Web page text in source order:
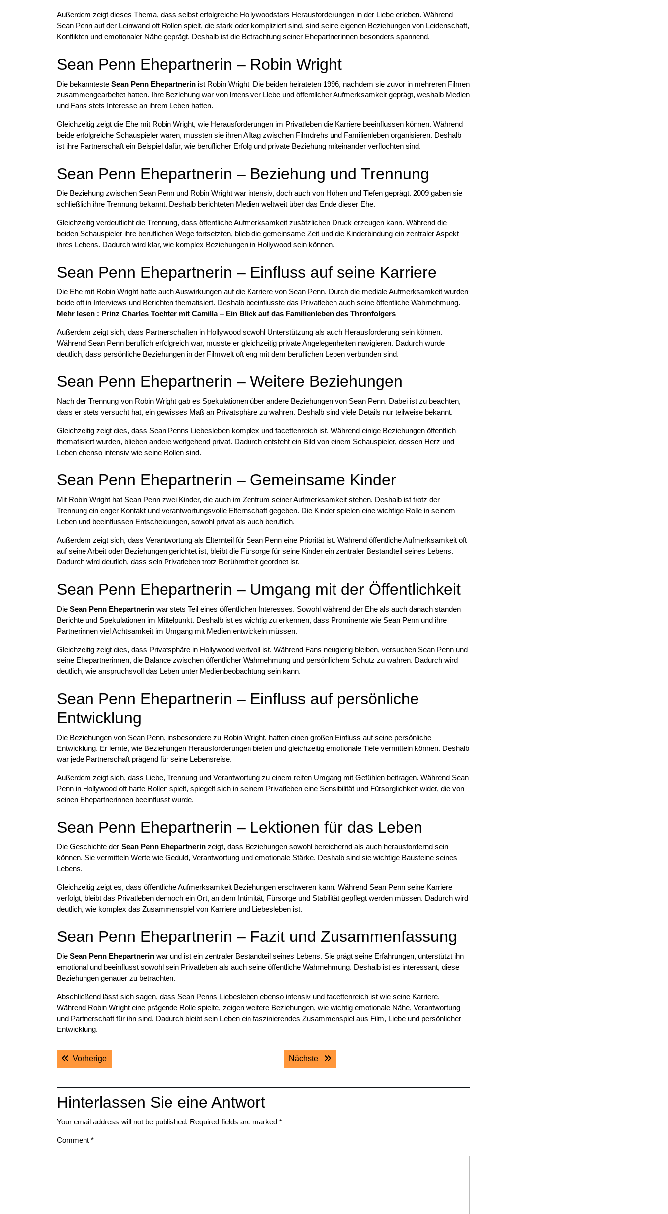
Außerdem zeigt dieses Thema, dass selbst erfolgreiche Hollywoodstars Herausforderungen in der Liebe erleben. Während
Sean Penn auf der Leinwand oft Rollen spielt, die stark oder kompliziert sind, sind seine eigenen Beziehungen von Leidenschaft,
Konflikten und emotionaler Nähe geprägt. Deshalb ist die Betrachtung seiner Ehepartnerinnen besonders spannend.
Sean Penn Ehepartnerin – Robin Wright
Die bekannteste Sean Penn Ehepartnerin ist Robin Wright. Die beiden heirateten 1996, nachdem sie zuvor in mehreren Filmen
zusammengearbeitet hatten. Ihre Beziehung war von intensiver Liebe und öffentlicher Aufmerksamkeit geprägt, weshalb Medien
und Fans stets Interesse an ihrem Leben hatten.
Gleichzeitig zeigt die Ehe mit Robin Wright, wie Herausforderungen im Privatleben die Karriere beeinflussen können. Während
beide erfolgreiche Schauspieler waren, mussten sie ihren Alltag zwischen Filmdrehs und Familienleben organisieren. Deshalb
ist ihre Partnerschaft ein Beispiel dafür, wie beruflicher Erfolg und private Beziehung miteinander verflochten sind.
Sean Penn Ehepartnerin – Beziehung und Trennung
Die Beziehung zwischen Sean Penn und Robin Wright war intensiv, doch auch von Höhen und Tiefen geprägt. 2009 gaben sie
schließlich ihre Trennung bekannt. Deshalb berichteten Medien weltweit über das Ende dieser Ehe.
Gleichzeitig verdeutlicht die Trennung, dass öffentliche Aufmerksamkeit zusätzlichen Druck erzeugen kann. Während die
beiden Schauspieler ihre beruflichen Wege fortsetzten, blieb die gemeinsame Zeit und die Kinderbindung ein zentraler Aspekt
ihres Lebens. Dadurch wird klar, wie komplex Beziehungen in Hollywood sein können.
Sean Penn Ehepartnerin – Einfluss auf seine Karriere
Die Ehe mit Robin Wright hatte auch Auswirkungen auf die Karriere von Sean Penn. Durch die mediale Aufmerksamkeit wurden
beide oft in Interviews und Berichten thematisiert. Deshalb beeinflusste das Privatleben auch seine öffentliche Wahrnehmung.
Mehr lesen : Prinz Charles Tochter mit Camilla – Ein Blick auf das Familienleben des Thronfolgers
Außerdem zeigt sich, dass Partnerschaften in Hollywood sowohl Unterstützung als auch Herausforderung sein können.
Während Sean Penn beruflich erfolgreich war, musste er gleichzeitig private Angelegenheiten navigieren. Dadurch wurde
deutlich, dass persönliche Beziehungen in der Filmwelt oft eng mit dem beruflichen Leben verbunden sind.
Sean Penn Ehepartnerin – Weitere Beziehungen
Nach der Trennung von Robin Wright gab es Spekulationen über andere Beziehungen von Sean Penn. Dabei ist zu beachten,
dass er stets versucht hat, ein gewisses Maß an Privatsphäre zu wahren. Deshalb sind viele Details nur teilweise bekannt.
Gleichzeitig zeigt dies, dass Sean Penns Liebesleben komplex und facettenreich ist. Während einige Beziehungen öffentlich
thematisiert wurden, blieben andere weitgehend privat. Dadurch entsteht ein Bild von einem Schauspieler, dessen Herz und
Leben ebenso intensiv wie seine Rollen sind.
Sean Penn Ehepartnerin – Gemeinsame Kinder
Mit Robin Wright hat Sean Penn zwei Kinder, die auch im Zentrum seiner Aufmerksamkeit stehen. Deshalb ist trotz der
Trennung ein enger Kontakt und verantwortungsvolle Elternschaft gegeben. Die Kinder spielen eine wichtige Rolle in seinem
Leben und beeinflussen Entscheidungen, sowohl privat als auch beruflich.
Außerdem zeigt sich, dass Verantwortung als Elternteil für Sean Penn eine Priorität ist. Während öffentliche Aufmerksamkeit oft
auf seine Arbeit oder Beziehungen gerichtet ist, bleibt die Fürsorge für seine Kinder ein zentraler Bestandteil seines Lebens.
Dadurch wird deutlich, dass sein Privatleben trotz Berühmtheit geordnet ist.
Sean Penn Ehepartnerin – Umgang mit der Öffentlichkeit
Die Sean Penn Ehepartnerin war stets Teil eines öffentlichen Interesses. Sowohl während der Ehe als auch danach standen
Berichte und Spekulationen im Mittelpunkt. Deshalb ist es wichtig zu erkennen, dass Prominente wie Sean Penn und ihre
Partnerinnen viel Achtsamkeit im Umgang mit Medien entwickeln müssen.
Gleichzeitig zeigt dies, dass Privatsphäre in Hollywood wertvoll ist. Während Fans neugierig bleiben, versuchen Sean Penn und
seine Ehepartnerinnen, die Balance zwischen öffentlicher Wahrnehmung und persönlichem Schutz zu wahren. Dadurch wird
deutlich, wie anspruchsvoll das Leben unter Medienbeobachtung sein kann.
Sean Penn Ehepartnerin – Einfluss auf persönliche
Entwicklung
Die Beziehungen von Sean Penn, insbesondere zu Robin Wright, hatten einen großen Einfluss auf seine persönliche
Entwicklung. Er lernte, wie Beziehungen Herausforderungen bieten und gleichzeitig emotionale Tiefe vermitteln können. Deshalb
war jede Partnerschaft prägend für seine Lebensreise.
Außerdem zeigt sich, dass Liebe, Trennung und Verantwortung zu einem reifen Umgang mit Gefühlen beitragen. Während Sean
Penn in Hollywood oft harte Rollen spielt, spiegelt sich in seinem Privatleben eine Sensibilität und Fürsorglichkeit wider, die von
seinen Ehepartnerinnen beeinflusst wurde.
Sean Penn Ehepartnerin – Lektionen für das Leben
Die Geschichte der Sean Penn Ehepartnerin zeigt, dass Beziehungen sowohl bereichernd als auch herausfordernd sein
können. Sie vermitteln Werte wie Geduld, Verantwortung und emotionale Stärke. Deshalb sind sie wichtige Bausteine seines
Lebens.
Gleichzeitig zeigt es, dass öffentliche Aufmerksamkeit Beziehungen erschweren kann. Während Sean Penn seine Karriere
verfolgt, bleibt das Privatleben dennoch ein Ort, an dem Intimität, Fürsorge und Stabilität gepflegt werden müssen. Dadurch wird
deutlich, wie komplex das Zusammenspiel von Karriere und Liebesleben ist.
Sean Penn Ehepartnerin – Fazit und Zusammenfassung
Die Sean Penn Ehepartnerin war und ist ein zentraler Bestandteil seines Lebens. Sie prägt seine Erfahrungen, unterstützt ihn
emotional und beeinflusst sowohl sein Privatleben als auch seine öffentliche Wahrnehmung. Deshalb ist es interessant, diese
Beziehungen genauer zu betrachten.
Abschließend lässt sich sagen, dass Sean Penns Liebesleben ebenso intensiv und facettenreich ist wie seine Karriere.
Während Robin Wright eine prägende Rolle spielte, zeigen weitere Beziehungen, wie wichtig emotionale Nähe, Verantwortung
und Partnerschaft für ihn sind. Dadurch bleibt sein Leben ein faszinierendes Zusammenspiel aus Film, Liebe und persönlicher
Entwicklung.
Post
navigation
VorherigePrevious post: Nächste Next post:
Hinterlassen Sie eine Antwort
Your email address will not be published. Required fields are marked *
Comment *